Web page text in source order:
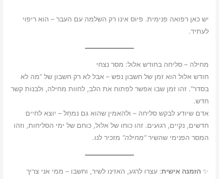
יש כאן רפואה פנימית. פיוס אינו רק השלמה עם העבר – הוא ריפוי
לעתיד.
מחילה – סליחה בחודש אלול: מסר נצחי
חודש אלול הוא זמן של חשבון נפש – אבל לא רק חשבון של “מה לא
בסדר”. זהו זמן שבו אפשר לפתוח את הלב, לחוות מחילה, ולבנות קשר
חדש.
אדם שיודע לבקש סליחה – ולהאמין שהוא גם נמחַל – יוצא לחיים
חדשים, נקיים, רגועים. זהו כוחו של אלול, כוחם של ימי הסליחות, וזהו
המסר הפנימי שהשיר“מחילה” מזכיר לנו.
✨הזמנה אישית: עצרו לרגע, האזינו לשיר, וחשבו – ממי אני צריך